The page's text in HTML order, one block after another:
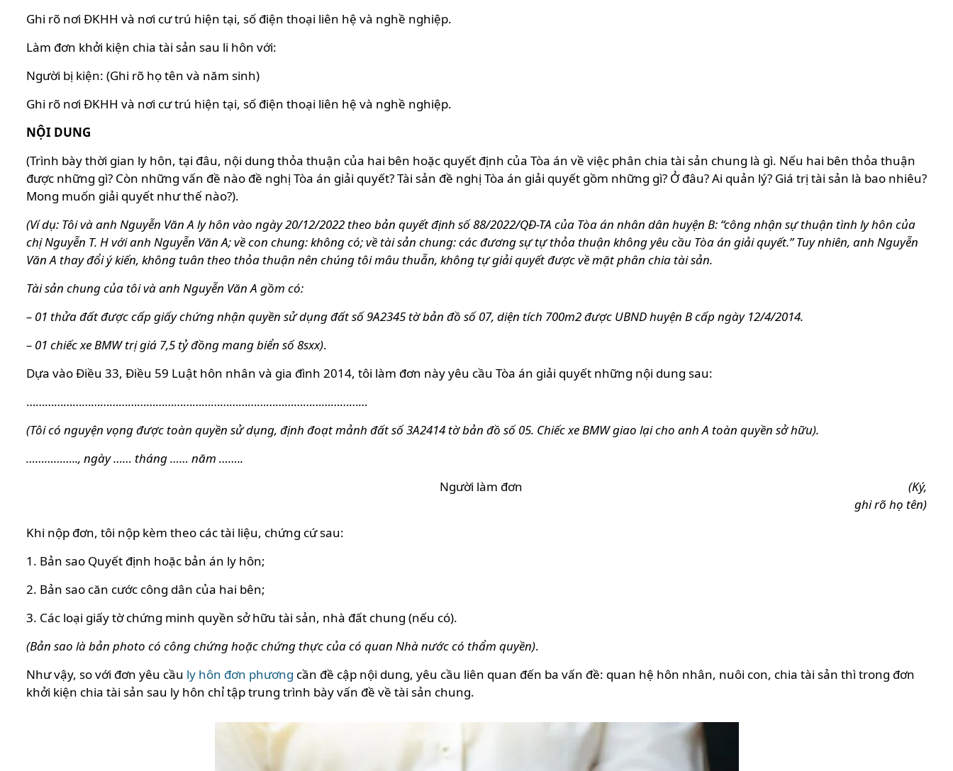
Ghi rõ nơi ĐKHH và nơi cư trú hiện tại, số điện thoại liên hệ và nghề nghiệp.
Làm đơn khởi kiện chia tài sản sau li hôn với:
Người bị kiện: (Ghi rõ họ tên và năm sinh)
Ghi rõ nơi ĐKHH và nơi cư trú hiện tại, số điện thoại liên hệ và nghề nghiệp.
NỘI DUNG
(Trình bày thời gian ly hôn, tại đâu, nội dung thỏa thuận của hai bên hoặc quyết định của Tòa án về việc phân chia tài sản chung là gì. Nếu hai bên thỏa thuận
được những gì? Còn những vấn đề nào đề nghị Tòa án giải quyết? Tài sản đề nghị Tòa án giải quyết gồm những gì? Ở đâu? Ai quản lý? Giá trị tài sản là bao nhiêu?
Mong muốn giải quyết như thế nào?).
(Ví dụ: Tôi và anh Nguyễn Văn A ly hôn vào ngày 20/12/2022 theo bản quyết định số 88/2022/QĐ-TA của Tòa án nhân dân huyện B: “công nhận sự thuận tình ly hôn của
chị Nguyễn T. H với anh Nguyễn Văn A; về con chung: không có; về tài sản chung: các đương sự tự thỏa thuận không yêu cầu Tòa án giải quyết.” Tuy nhiên, anh Nguyễn
Văn A thay đổi ý kiến, không tuân theo thỏa thuận nên chúng tôi mâu thuẫn, không tự giải quyết được về mặt phân chia tài sản.
Tài sản chung của tôi và anh Nguyễn Văn A gồm có:
– 01 thửa đất được cấp giấy chứng nhận quyền sử dụng đất số 9A2345 tờ bản đồ số 07, diện tích 700m2 được UBND huyện B cấp ngày 12/4/2014.
– 01 chiếc xe BMW trị giá 7,5 tỷ đồng mang biển số 8sxx).
Dựa vào Điều 33, Điều 59 Luật hôn nhân và gia đình 2014, tôi làm đơn này yêu cầu Tòa án giải quyết những nội dung sau:
…………………………………………………………………………………………………
(Tôi có nguyện vọng được toàn quyền sử dụng, định đoạt mảnh đất số 3A2414 tờ bản đồ số 05. Chiếc xe BMW giao lại cho anh A toàn quyền sở hữu).
…………….., ngày …… tháng …… năm ……..
Người làm đơn (Ký,
ghi rõ họ tên)
Khi nộp đơn, tôi nộp kèm theo các tài liệu, chứng cứ sau:
1. Bản sao Quyết định hoặc bản án ly hôn;
2. Bản sao căn cước công dân của hai bên;
3. Các loại giấy tờ chứng minh quyền sở hữu tài sản, nhà đất chung (nếu có).
(Bản sao là bản photo có công chứng hoặc chứng thực của có quan Nhà nước có thẩm quyền).
Như vậy, so với đơn yêu cầu ly hôn đơn phương cần đề cập nội dung, yêu cầu liên quan đến ba vấn đề: quan hệ hôn nhân, nuôi con, chia tài sản thì trong đơn
khởi kiện chia tài sản sau ly hôn chỉ tập trung trình bày vấn đề về tài sản chung.